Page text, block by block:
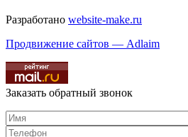
Разработано website-make.ru
Продвижение сайтов — Adlaim
Заказать обратный звонок